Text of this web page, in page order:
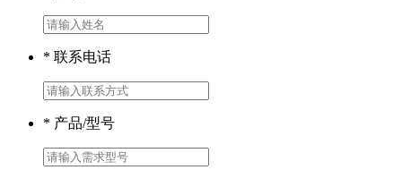
* 联系电话
* 产品/型号